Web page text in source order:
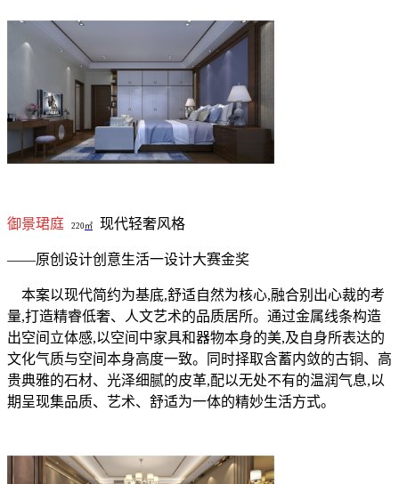
御景珺庭 220㎡ 现代轻奢风格
——原创设计创意生活一设计大赛金奖
本案以现代简约为基底,舒适自然为核心,融合别出心裁的考
量,打造精睿低奢、人文艺术的品质居所。通过金属线条构造
出空间立体感,以空间中家具和器物本身的美,及自身所表达的
文化气质与空间本身高度一致。同时择取含蓄内敛的古铜、高
贵典雅的石材、光泽细腻的皮革,配以无处不有的温润气息,以
期呈现集品质、艺术、舒适为一体的精妙生活方式。